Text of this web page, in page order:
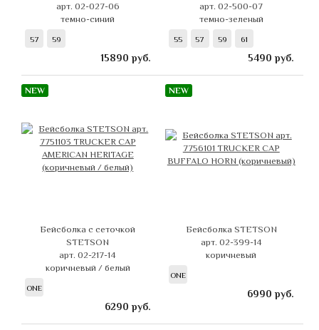
арт. 02-027-06
темно-синий
57 59
15890 руб.
арт. 02-500-07
темно-зеленый
55 57 59 61
5490 руб.
NEW
Бейсболка с сеточкой
STETSON
арт. 02-217-14
коричневый / белый
ONE
6290 руб.
NEW
Бейсболка STETSON
арт. 02-399-14
коричневый
ONE
6990 руб.